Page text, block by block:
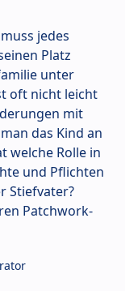
jedes
Platz
unter
oft nicht leicht
mit
das Kind an
welche Rolle in
und Pflichten
Stiefvater?
Patchwork-